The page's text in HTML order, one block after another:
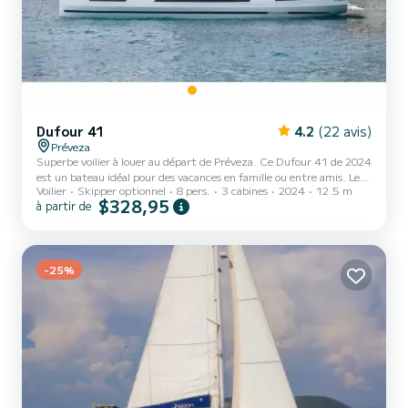
Dufour 41 4.2 (22 avis)
Préveza
Superbe voilier à louer au départ de Préveza. Ce Dufour 41 de 2024
est un bateau idéal pour des vacances en famille ou entre amis. Le
bateau dispose de 3 cabines tout confort et une capacité
d'embarcation de 8 personnes. Avec une longueur totale de 13
est pourvu de 3 toilettes avec douche. Il possède notamment les
é...
Voilier Skipper optionnel 8 pers. 3 cabines 2024 12.5 m
à partir de $328,95
-25%